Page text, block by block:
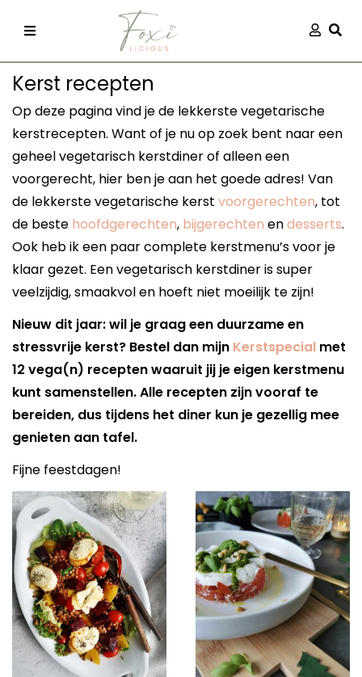
kleding
Kerst recepten
Op deze pagina vind je de lekkerste vegetarische
kerstrecepten. Want of je nu op zoek bent naar een
geheel vegetarisch kerstdiner of alleen een
voorgerecht, hier ben je aan het goede adres! Van
de lekkerste vegetarische kerst voorgerechten, tot
de beste hoofdgerechten, bijgerechten endesserts.
Ook heb ik een paar complete kerstmenu’s voor je
klaar gezet. Een vegetarisch kerstdiner is super
veelzijdig, smaakvol en hoeft niet moeilijk te zijn!
Nieuw dit jaar: wil je graag een duurzame en
stressvrije kerst? Bestel dan mijn Kerstspecial met
12 vega(n) recepten waaruit jij je eigen kerstmenu
kunt samenstellen. Alle recepten zijn vooraf te
bereiden, dus tijdens het diner kun je gezellig mee
genieten aan tafel.
Fijne feestdagen!